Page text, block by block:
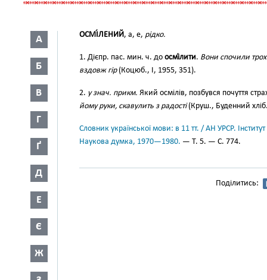
А
Б
В
Г
Ґ
Д
Е
Є
Ж
ОСМІ́ЛЕНИЙ, а, е, рідко.
1. Дієпр. пас. мин. ч. до осмі́лити. Вони спочили
вздовж гір(Коцюб., І, 1955, 351).
2. у знач. прикм. Який осмілів, позбувся почуття
йому руки, скавулить з радості(Круш., Буденний
Словник української мови: в 11 тт. / АН УРСР.
Наукова думка, 1970—1980. — Т. 5. — С. 774.
Поділитись: